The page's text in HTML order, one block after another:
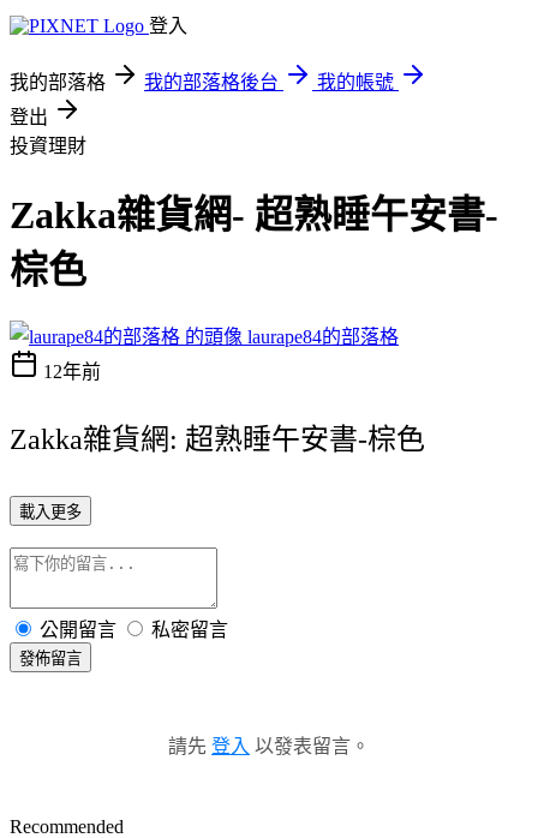
登入
我的部落格 我的部落格後台
我的帳號
登出
投資理財
Zakka雜貨網- 超熟睡午安書-
棕色
laurape84的部落格
12年前
Zakka雜貨網: 超熟睡午安書-棕色
載入更多
公開留言 私密留言
發佈留言
請先 登入 以發表留言。
Recommended